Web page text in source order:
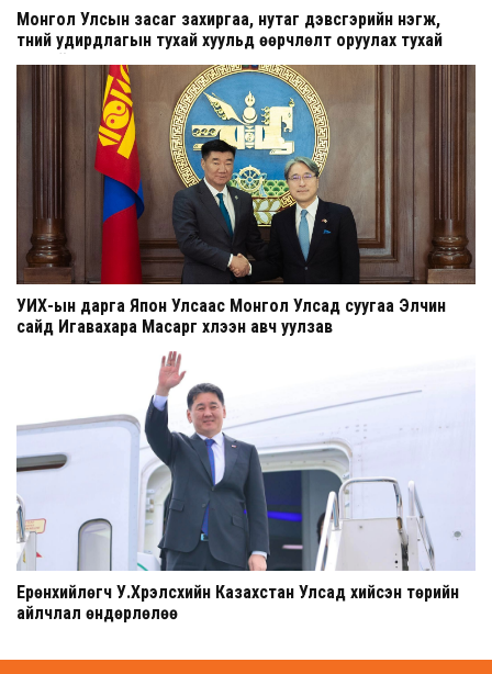
Монгол Улсын засаг захиргаа, нутаг дэвсгэрийн нэгж,
түүний удирдлагын тухай хуульд өөрчлөлт оруулах тухай
хуулийн төсөл өргөн мэдүүлэв
УИХ-ын дарга Япон Улсаас Монгол Улсад суугаа Элчин
сайд Игавахара Масарүг хүлээн авч уулзав
Ерөнхийлөгч У.Хүрэлсүхийн Казахстан Улсад хийсэн төрийн
айлчлал өндөрлөлөө